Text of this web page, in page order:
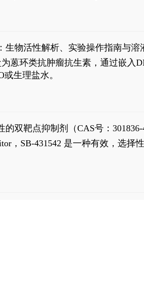
性截断AR剪接变体(AR-Vs,
生物活性解析、实验操作指南与溶
蒽环类抗肿瘤抗生素，通过嵌
生理盐水。
双靶点抑制剂（CAS号：301836-
，SB-431542 是一种有效，选